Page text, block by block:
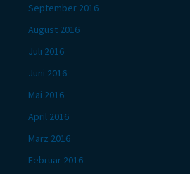
September 2016
August 2016
Juli 2016
Juni 2016
Mai 2016
April 2016
März 2016
Februar 2016